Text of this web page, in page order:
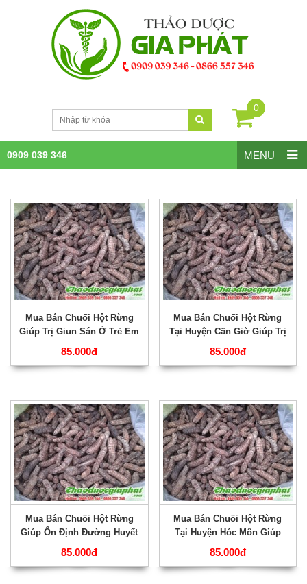
0
MENU
0909 039 346
Mua Bán Chuối Hột Rừng
Giúp Trị Giun Sán Ở Trẻ Em
???
85.000đ
Mua Bán Chuối Hột Rừng
Tại Huyện Cần Giờ Giúp Trị
85.000đ
Mua Bán Chuối Hột Rừng
Giúp Ổn Định Đường Huyết
Rất Hiệu Quả Tại Huyện
85.000đ
Mua Bán Chuối Hột Rừng
Tại Huyện Hóc Môn Giúp
Điều Trị Băng Huyết Rất Hiệu
85.000đ